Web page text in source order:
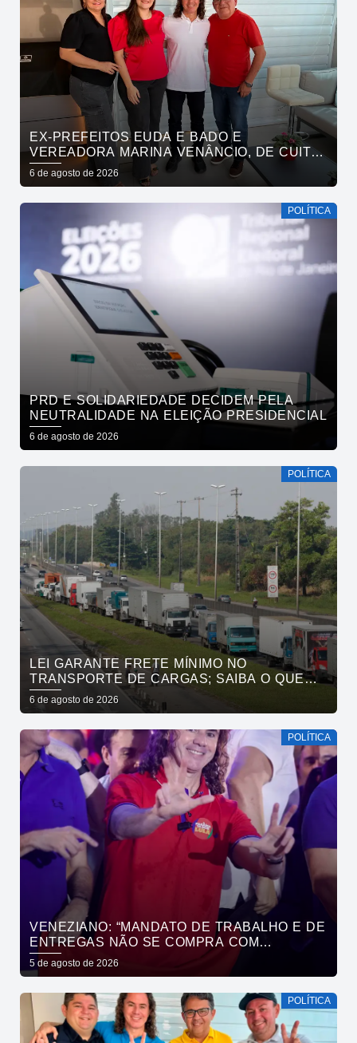
EX-PREFEITOS EUDA E BADO E
VEREADORA MARINA VENÂNCIO, DE CUITÉ,
REAFIRMAM APOIO A CÍCERO, VENEZIANO E
ANDRÉ GADELHA
6 de agosto de 2026
POLÍTICA
PRD E SOLIDARIEDADE DECIDEM PELA
NEUTRALIDADE NA ELEIÇÃO PRESIDENCIAL
6 de agosto de 2026
POLÍTICA
LEI GARANTE FRETE MÍNIMO NO
TRANSPORTE DE CARGAS; SAIBA O QUE
MUDA
6 de agosto de 2026
POLÍTICA
VENEZIANO: “MANDATO DE TRABALHO E DE
ENTREGAS NÃO SE COMPRA COM
DINHEIRO, SE CONQUISTA COM TRABALHO”
5 de agosto de 2026
POLÍTICA